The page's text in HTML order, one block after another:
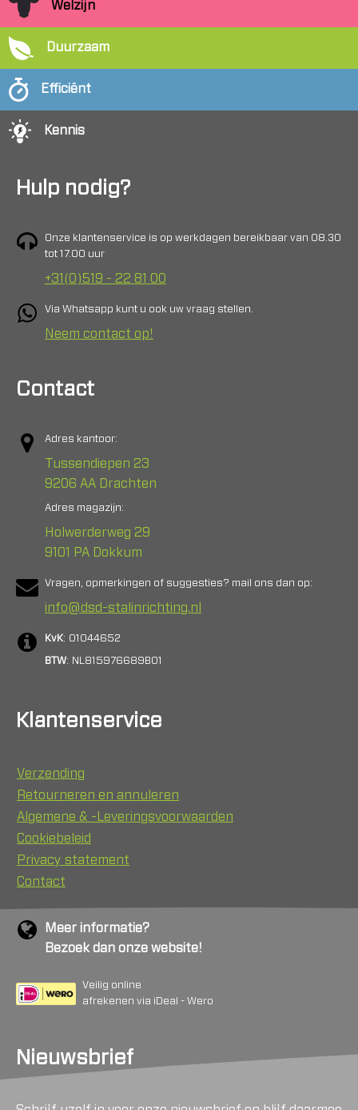
Welzijn
Duurzaam
Efficiënt
Kennis
Hulp nodig?
Onze klantenservice is op werkdagen bereikbaar van 08.30
tot 17.00 uur
+31(0)519 - 22 81 00
Via Whatsapp kunt u ook uw vraag stellen.
Neem contact op!
Contact
Adres kantoor:
Tussendiepen 23
9206 AA Drachten
Adres magazijn:
Holwerderweg 29
9101 PA Dokkum
Vragen, opmerkingen of suggesties? mail ons dan op:
info@dsd-stalinrichting.nl
KvK: 01044652
BTW: NL815976689B01
Klantenservice
Verzending
Retourneren en annuleren
Algemene & -Leveringsvoorwaarden
Cookiebeleid
Privacy statement
Contact
Meer informatie?
Bezoek dan onze website!
Veilig online
afrekenen via iDeal - Wero
Nieuwsbrief